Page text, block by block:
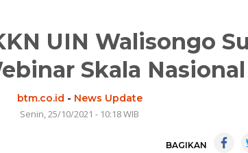
UIN Walisongo
Skala Nasional
btm.co.id - News Update
Senin, 25/10/2021 - 10:18 WIB
BAGIKAN